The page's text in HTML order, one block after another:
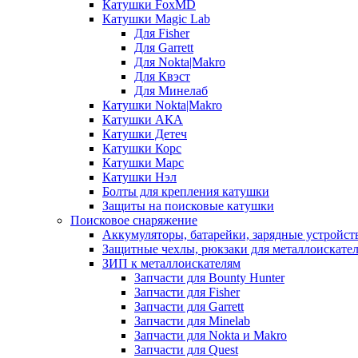
Катушки FoxMD
Катушки Magic Lab
Для Fisher
Для Garrett
Для Nokta|Makro
Для Квэст
Для Минелаб
Катушки Nokta|Makro
Катушки АКА
Катушки Детеч
Катушки Корс
Катушки Марс
Катушки Нэл
Болты для крепления катушки
Защиты на поисковые катушки
Поисковое снаряжение
Аккумуляторы, батарейки, зарядные
Защитные чехлы, рюкзаки для
ЗИП к металлоискателям
Запчасти для Bounty Hunter
Запчасти для Fisher
Запчасти для Garrett
Запчасти для Minelab
Запчасти для Nokta и Makro
Запчасти для Quest